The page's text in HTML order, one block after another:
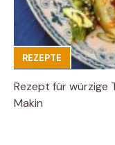
REZEPTE
Rezept für würzige
Makin